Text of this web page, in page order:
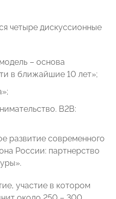
четыре дискуссионные
– основа
в ближайшие 10 лет»;
B2B:
развитие современного
России: партнерство
участие в котором